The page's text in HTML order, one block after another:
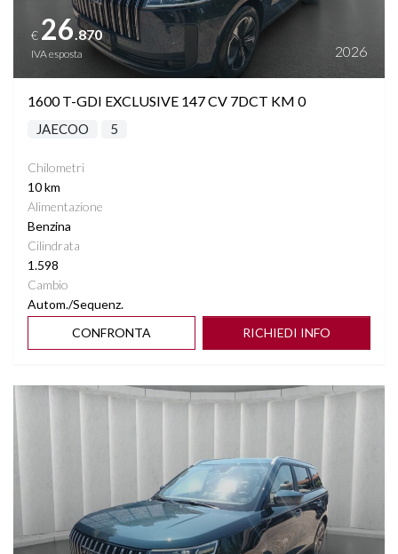
€ 26.870
IVA esposta 2026
1600 T-GDI EXCLUSIVE 147 CV 7DCT KM 0
JAECOO 5
Chilometri
10 km
Alimentazione
Benzina
Cilindrata
1.598
Cambio
Autom./Sequenz.
CONFRONTA
RICHIEDI INFO
Vedi dettagli